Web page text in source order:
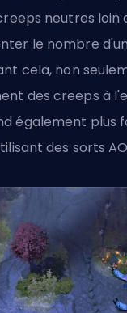
neutres loin
le nombre
cela, non
des creeps à
également plus
des sorts